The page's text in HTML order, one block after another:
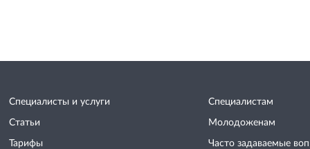
Специалисты и услуги
Статьи
Тарифы
Специалистам
Молодоженам
Часто задаваемые